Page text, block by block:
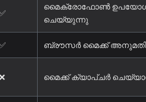
മൈക്രോഫോൺ
ചെയ്യുന്നു
ബ്രൗസർ മൈക്ക്
മൈക്ക് ക്യാപ്ചർ